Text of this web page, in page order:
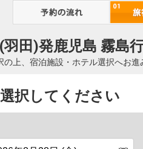
羽田)発鹿児島 霧島
の上、宿泊施設・ホテル選択へお進
択してください